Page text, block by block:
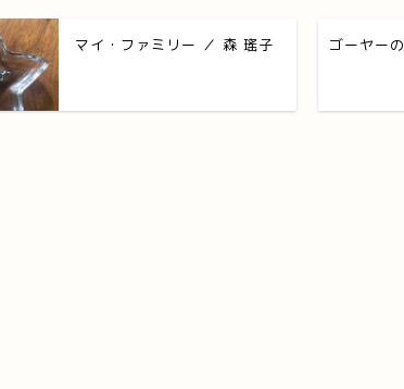
マイ・ファミリー ／ 森 瑤子 ゴーヤー